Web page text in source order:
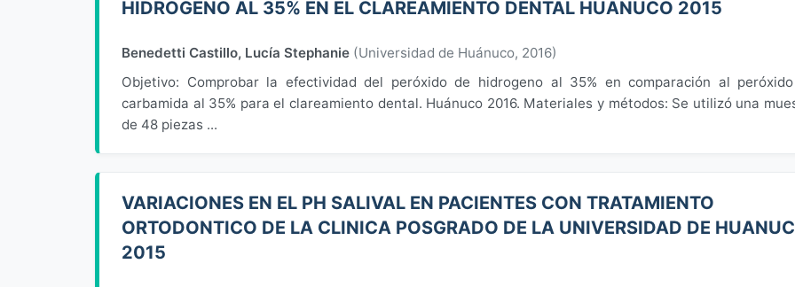
HIDROGENO AL 35% EN EL CLAREAMIENTO DENTAL HUÁNUCO 2015
Benedetti Castillo, Lucía Stephanie (Universidad de Huánuco, 2016)
Objetivo: Comprobar la efectividad del peróxido de hidrogeno al 35% en comparación al
carbamida al 35% para el clareamiento dental. Huánuco 2016. Materiales y métodos: Se utilizó una
de 48 piezas ...
VARIACIONES EN EL PH SALIVAL EN PACIENTES CON TRATAMIENTO
ORTODONTICO DE LA CLINICA POSGRADO DE LA UNIVERSIDAD DE
2015